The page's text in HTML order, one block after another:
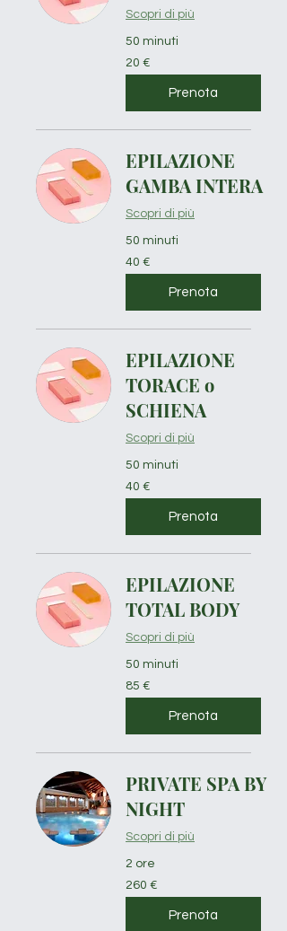
Scopri di più
50 minuti
20
euro
20 €
Prenota
EPILAZIONE
GAMBA INTERA
Scopri di più
50 minuti
40
euro
40 €
Prenota
EPILAZIONE
TORACE o
SCHIENA
Scopri di più
50 minuti
40
euro
40 €
Prenota
EPILAZIONE
TOTAL BODY
Scopri di più
50 minuti
85
euro
85 €
Prenota
PRIVATE SPA BY
NIGHT
Scopri di più
2 ore
260
euro
260 €
Prenota